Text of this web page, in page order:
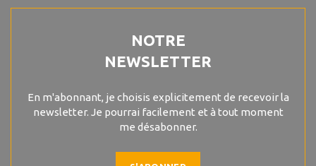
NOTRE
NEWSLETTER
En m'abonnant, je choisis explicitement de recevoir la
newsletter. Je pourrai facilement et à tout moment
me désabonner.